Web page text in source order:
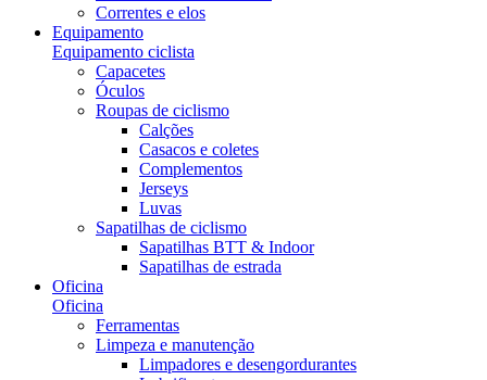
Correntes e elos
Equipamento
Equipamento ciclista
Capacetes
Óculos
Roupas de ciclismo
Calções
Casacos e coletes
Complementos
Jerseys
Luvas
Sapatilhas de ciclismo
Sapatilhas BTT & Indoor
Sapatilhas de estrada
Oficina
Oficina
Ferramentas
Limpeza e manutenção
Limpadores e desengordurantes